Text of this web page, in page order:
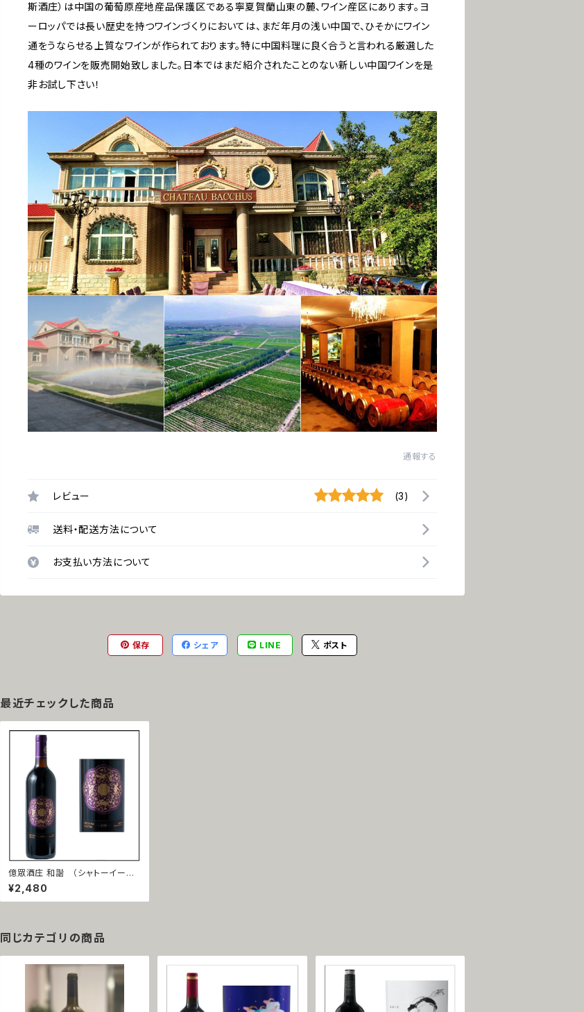
斯酒庄）は中国の葡萄原産地産品保護区である寧夏賀蘭山東の麓、ワイン産区にあります。ヨ
ーロッパでは長い歴史を持つワインづくりにおいては、まだ年月の浅い中国で、ひそかにワイン
通をうならせる上質なワインが作られております。特に中国料理に良く合うと言われる厳選した
4種のワインを販売開始致しました。日本ではまだ紹介されたことのない新しい中国ワインを是
非お試し下さい！
通報する
レビュー (3)
送料・配送方法について
お支払い方法について
保存 シェア LINE ポスト
最近チェックした商品
億眾酒庄 和諧 （シャトーイーゾ
ン ワカイ） 赤霞珠（カベルネソー
ヴィニョン）2018
¥2,480
同じカテゴリの商品